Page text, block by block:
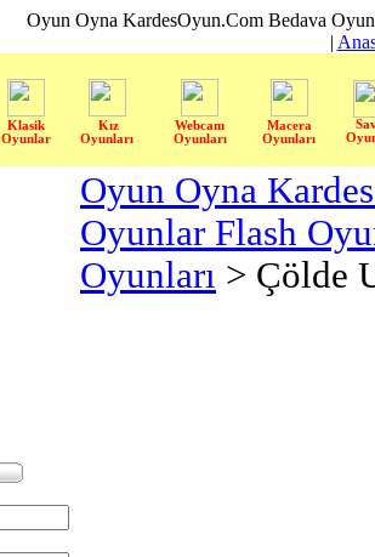
Oyun Oyna KardesOyun.Com Bedava
|
Klasik
Oyunlar
Kız
Oyunları
Webcam
Oyunları
Macera
Oyunları
Oyun Oyna
Oyunlar Flash
Oyunları > Çölde